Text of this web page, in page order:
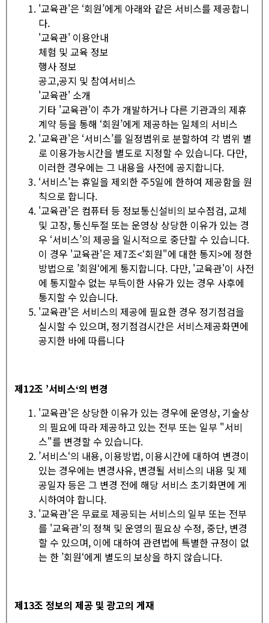
'교육관'은 ‘회원’에게 아래와 같은 서비스를 제공합니
다.
'교육관' 이용안내
체험 및 교육 정보
행사 정보
공고,공지 및 참여서비스
'교육관' 소개
기타 '교육관'이 추가 개발하거나 다른 기관과의 제휴
계약 등을 통해 ‘회원’에게 제공하는 일체의 서비스
'교육관'은 ‘서비스’를 일정범위로 분할하여 각 범위 별
로 이용가능시간을 별도로 지정할 수 있습니다. 다만,
이러한 경우에는 그 내용을 사전에 공지합니다.
‘서비스’는 휴일을 제외한 주5일에 한하여 제공함을 원
칙으로 합니다.
'교육관'은 컴퓨터 등 정보통신설비의 보수점검, 교체
및 고장, 통신두절 또는 운영상 상당한 이유가 있는 경
우 ‘서비스’의 제공을 일시적으로 중단할 수 있습니다.
이 경우 '교육관'은 제7조<‘회원"에 대한 통지>에 정한
방법으로 ’회원‘에게 통지합니다. 다만, '교육관'이 사전
에 통지할수 없는 부득이한 사유가 있는 경우 사후에
통지할 수 있습니다.
'교육관'은 서비스의 제공에 필요한 경우 정기점검을
실시할 수 있으며, 정기점검시간은 서비스제공화면에
공지한 바에 따릅니다
제12조 ’서비스‘의 변경
'교육관'은 상당한 이유가 있는 경우에 운영상, 기술상
의 필요에 따라 제공하고 있는 전부 또는 일부 "서비
스"를 변경할 수 있습니다.
’서비스‘의 내용, 이용방법, 이용시간에 대하여 변경이
있는 경우에는 변경사유, 변경될 서비스의 내용 및 제
공일자 등은 그 변경 전에 해당 서비스 초기화면에 게
시하여야 합니다.
'교육관'은 무료로 제공되는 서비스의 일부 또는 전부
를 '교육관'의 정책 및 운영의 필요상 수정, 중단, 변경
할 수 있으며, 이에 대하여 관련법에 특별한 규정이 없
는 한 ’회원‘에게 별도의 보상을 하지 않습니다.
제13조 정보의 제공 및 광고의 게재